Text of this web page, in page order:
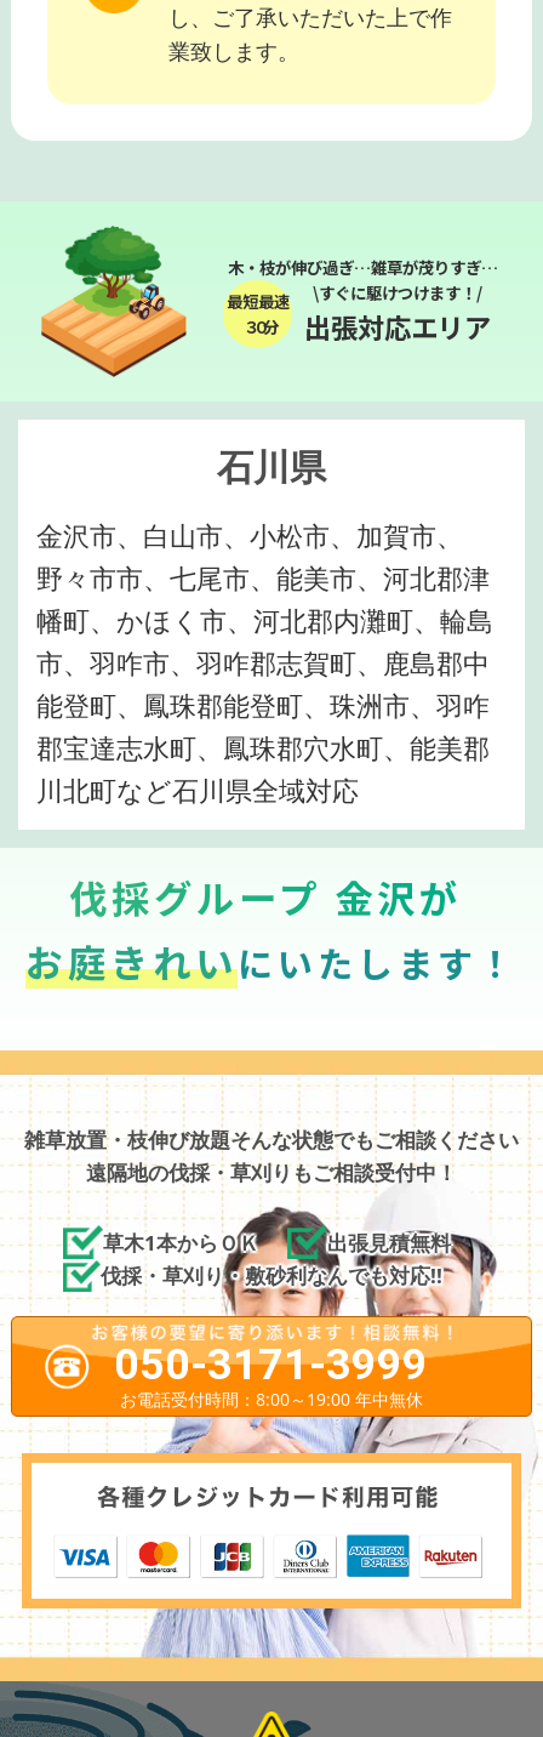
し、ご了承いただいた上で作
業致します。
木・枝が伸び過ぎ…雑草が茂りすぎ…
最短最速
３０分
\すぐに駆けつけます！/
出張対応エリア
石川県
金沢市、白山市、小松市、加賀市、
野々市市、七尾市、能美市、河北郡津
幡町、かほく市、河北郡内灘町、輪島
市、羽咋市、羽咋郡志賀町、鹿島郡中
能登町、鳳珠郡能登町、珠洲市、羽咋
郡宝達志水町、鳳珠郡穴水町、能美郡
川北町など石川県全域対応
伐採グループ 金沢が
お庭きれいにいたします！
雑草放置・枝伸び放題そんな状態でもご相談ください
遠隔地の伐採・草刈りもご相談受付中！
草木1本からＯＫ
出張見積無料
伐採・草刈り・敷砂利なんでも対応!!
050-3171-3999
お電話受付時間：8:00～19:00 年中無休